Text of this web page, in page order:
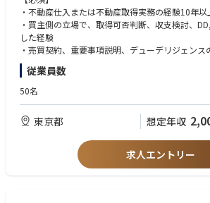
【魅力】
■社風
組織がフラットで経営陣や上司との距離も近く、
また、1人1人の社員が裁量を持って自由に仕事を
■働き方
年休128日、土日祝休み、残業月20時間以内と非
す。
会社として時差出勤を推奨しており、出社時間や
・不動産仕入または不動産取得実務の経験10年以
・買主側の立場で、取得可否判断、収支検討、
した経験
・売買契約、重要事項説明、デューデリジェンス
・仲介会社、信託銀行、事業会社、地権者等との
・10億円以上の不動産売買または取得案件の取り
・収支、出口、リスクを踏まえ、事業性を自ら判
【歓迎】
・都心部不動産の取得経験
・権利調整、立ち退き、借地底地、区分集約、再
・一棟収益不動産、開発用地、ホテル、商業施設
従業員数
50名
東京都 想定年収
求人エントリー